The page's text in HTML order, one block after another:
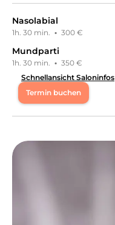
Nasolabial
1h. 30 min. · 300 €
Mundparti
1h. 30 min. · 350 €
Schnellansicht Saloninfos
Termin buchen
Mo 09:00 - 19:00
Di